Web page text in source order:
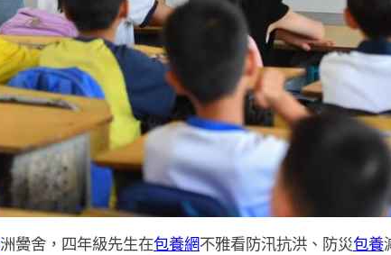
洲黌舍，四年級先生在包養網不雅看防汛抗洪、防災包養